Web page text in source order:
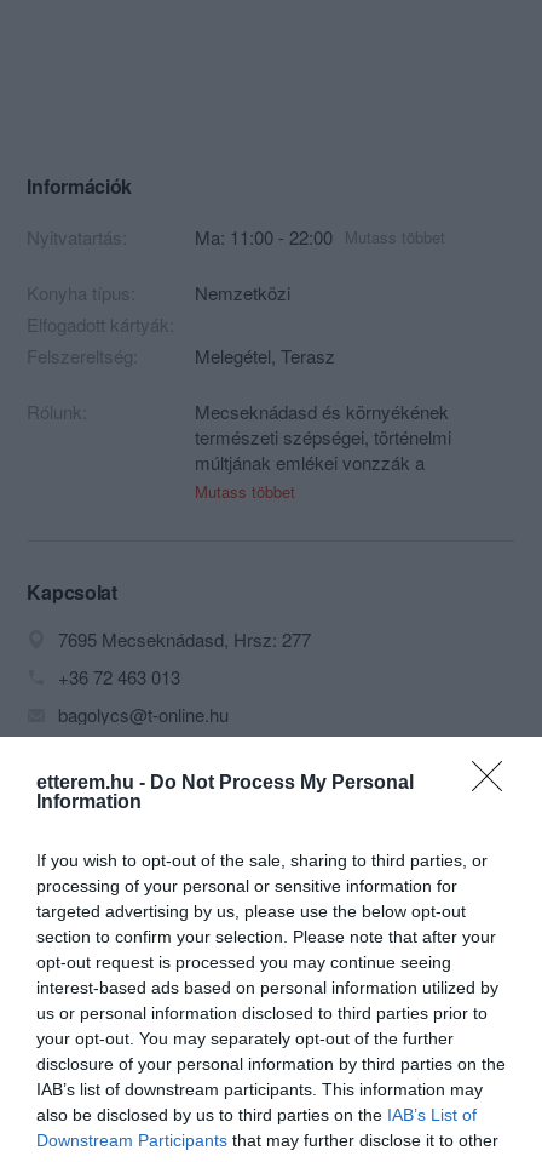
etterem.hu - Do Not Process My Personal
Information
If you wish to opt-out of the sale, sharing to third parties, or
processing of your personal or sensitive information for
targeted advertising by us, please use the below opt-out
section to confirm your selection. Please note that after your
opt-out request is processed you may continue seeing
interest-based ads based on personal information utilized by
us or personal information disclosed to third parties prior to
your opt-out. You may separately opt-out of the further
disclosure of your personal information by third parties on the
IAB’s list of downstream participants. This information may
also be disclosed by us to third parties on the IAB’s List of
Downstream Participants that may further disclose it to other
Információk
Nyitvatartás: Ma: 11:00 - 22:00 Mutass többet
Konyha típus:
Nemzetközi
Elfogadott kártyák:
Felszereltség:
Melegétel, Terasz
Rólunk:
Mecseknádasd és környékének
természeti szépségei, történelmi
múltjának emlékei vonzzák a
kikapcsolódni vágyókat. A vidék a
(fazekas, kádár, gyékényfonó stb.)
A Kelet-Mecsek gyöngyszemeinek -
Ófalu, Óbánya, Kisújbánya,
Püspökszentlászló - vagy a történelmi
Éttermünk/Panziónk a „Schlossberg”
fáinak árnyékában, a 6-os főút 167-es
km-szelvényében található. 25 db 2
ágyas, bővíthető, fenyőbútorral
berendezett, zuhanyozó/Wc-vel , TV-vel
felszerelt, kényelmes szobánkkal várjuk
vendégeinket. Éttermünk széles
választékot, garantált minőséget kínál,
barátságos árakon.
Mutass többet
Kapcsolat
7695 Mecseknádasd, Hrsz: 277
+36 72 463 013
bagolycs@t-online.hu
Probléma jelentése Te vagy a tulajdonos?